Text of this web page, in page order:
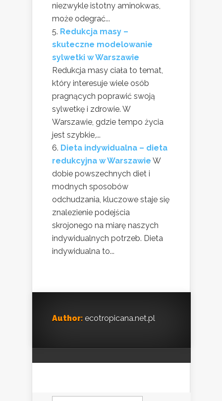
niezwykle istotny aminokwas,
może odegrać...
Redukcja masy –
skuteczne modelowanie
sylwetki w Warszawie
Redukcja masy ciała to temat,
który interesuje wiele osób
pragnących poprawić swoją
sylwetkę i zdrowie. W
Warszawie, gdzie tempo życia
jest szybkie,...
Dieta indywidualna – dieta
redukcyjna w Warszawie W
dobie powszechnych diet i
modnych sposobów
odchudzania, kluczowe staje się
znalezienie podejścia
skrojonego na miarę naszych
indywidualnych potrzeb. Dieta
indywidualna to...
Author: ecotropicana.net.pl
Szukaj: